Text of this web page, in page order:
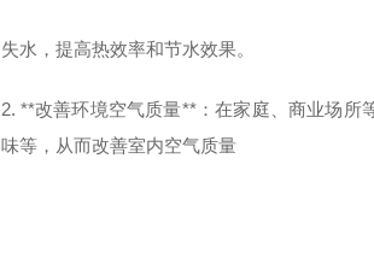
失水，提高热效率和节水效果。
2. **改善环境空气质量**：在家庭、商业场
味等，从而改善室内空气质量